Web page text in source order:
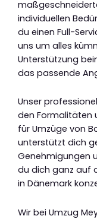
individuellen
du einen Full-
uns um alles
Unterstützung
das passende
Unser
den Formalitäten
für Umzüge von
unterstützt dich
Genehmigungen
du dich ganz auf
in Dänemark
Wir bei Umzug